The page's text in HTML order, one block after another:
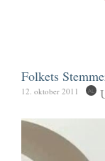
Folkets
12. oktober 2011